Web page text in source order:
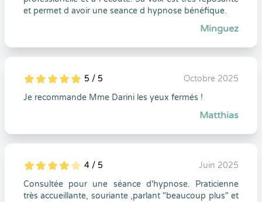
et permet d avoir une seance d hypnose bénéfique.
Minguez
5
1
5
0 5 / 5
Octobre 2025
Je recommande Mme Darini les yeux fermés !
Matthias
5
1
4
0 4 / 5
Juin 2025
Consultée pour une séance d'hypnose. Praticienne
très accueillante, souriante ,parlant "beaucoup plus" et